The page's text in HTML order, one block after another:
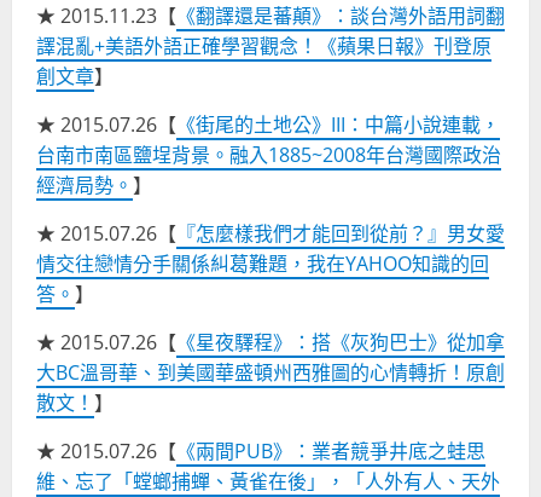
★ 2015.11.23【 《翻譯還是蕃顛》：談台灣外語用詞翻
譯混亂+美語外語正確學習觀念！《蘋果日報》刊登原
創文章】
★ 2015.07.26【 《街尾的土地公》III：中篇小說連載，
台南市南區鹽埕背景。融入1885~2008年台灣國際政治
經濟局勢。 】
★ 2015.07.26【 『怎麼樣我們才能回到從前？』男女愛
情交往戀情分手關係糾葛難題，我在YAHOO知識的回
答。 】
★ 2015.07.26【 《星夜驛程》：搭《灰狗巴士》從加拿
大BC溫哥華、到美國華盛頓州西雅圖的心情轉折！原創
散文！ 】
★ 2015.07.26【 《兩間PUB》：業者競爭井底之蛙思
維、忘了「螳螂捕蟬、黃雀在後」，「人外有人、天外